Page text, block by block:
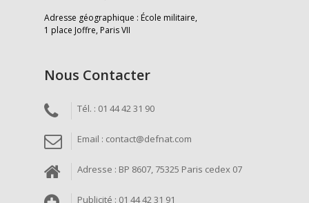
Adresse géographique : École militaire,
1 place Joffre, Paris VII
Nous Contacter
Tél. : 01 44 42 31 90
Email : contact@defnat.com
Adresse : BP 8607, 75325 Paris cedex 07
Publicité : 01 44 42 31 91